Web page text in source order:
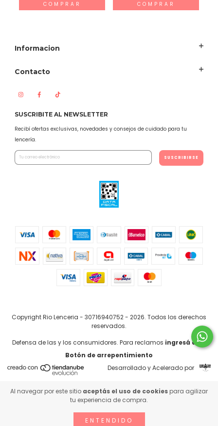
Al navegar por este sitio aceptás el uso de cookies para agilizar
tu experiencia de compra.
ENTENDIDO
COMPRAR COMPRAR
Informacion
Contacto
SUSCRIBITE AL NEWSLETTER
Recibí ofertas exclusivas, novedades y consejos de cuidado para tu
lencería.
Copyright Rio Lenceria - 30716940752 - 2026. Todos los derechos
reservados.
Defensa de las y los consumidores. Para reclamos ingresá acá.
Botón de arrepentimiento
Desarrollado y Acelerado por